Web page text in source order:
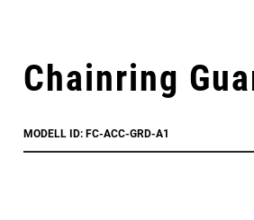
Chainring
MODELL ID: FC-ACC-GRD-A1